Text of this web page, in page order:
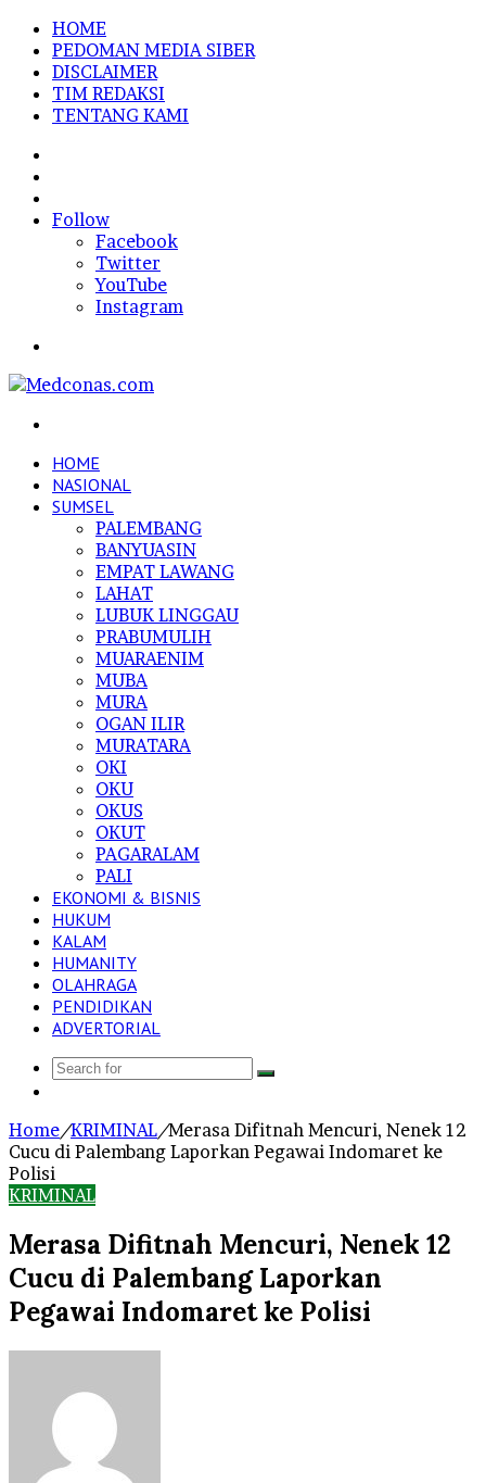
HOME
PEDOMAN MEDIA SIBER
DISCLAIMER
TIM REDAKSI
TENTANG KAMI
In
Follow
Facebook
Twitter
YouTube
Instagram
HOME
NASIONAL
SUMSEL
PALEMBANG
BANYUASIN
EMPAT LAWANG
LAHAT
LUBUK LINGGAU
PRABUMULIH
MUARAENIM
MUBA
MURA
OGAN ILIR
MURATARA
OKI
OKU
OKUS
OKUT
PAGARALAM
PALI
EKONOMI & BISNIS
HUKUM
KALAM
HUMANITY
OLAHRAGA
PENDIDIKAN
ADVERTORIAL
Search
Home/KRIMINAL/Merasa Difitnah Mencuri, Nenek 12
Cucu di Palembang Laporkan Pegawai Indomaret ke
Polisi
KRIMINAL
Merasa Difitnah Mencuri, Nenek 12
Cucu di Palembang Laporkan
Pegawai Indomaret ke Polisi